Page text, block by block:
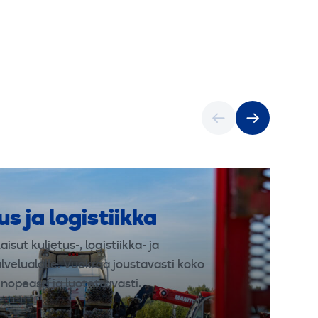
ja logistiikka
kuljetus-, logistiikka- ja
Vuokraa joustavasti koko
ja luotettavasti.